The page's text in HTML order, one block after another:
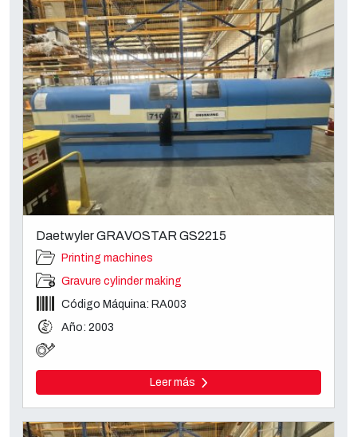
Daetwyler GRAVOSTAR GS2215
Printing machines
Gravure cylinder making
Código Máquina: RA003
Año: 2003
Leer más